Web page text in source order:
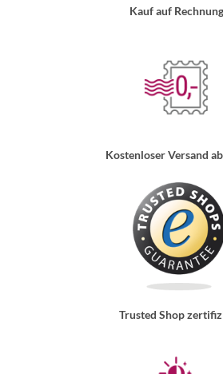
Kauf auf
Kostenloser Versand
Trusted Shop